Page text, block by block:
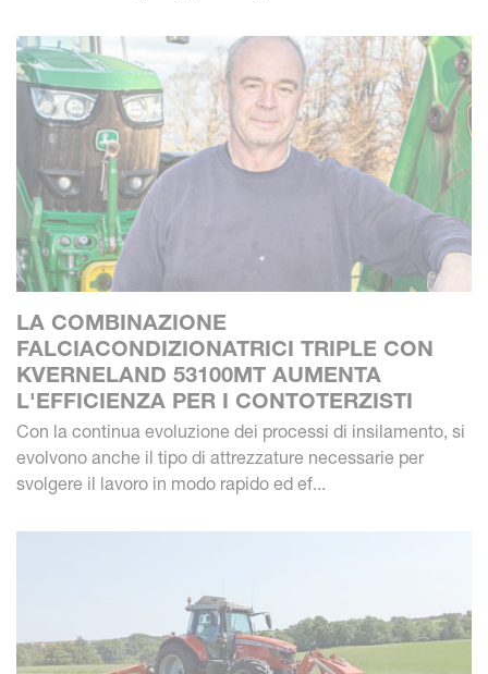
LA COMBINAZIONE
FALCIACONDIZIONATRICI TRIPLE CON
KVERNELAND 53100MT AUMENTA
L'EFFICIENZA PER I CONTOTERZISTI
Con la continua evoluzione dei processi di insilamento, si
evolvono anche il tipo di attrezzature necessarie per
svolgere il lavoro in modo rapido ed ef...